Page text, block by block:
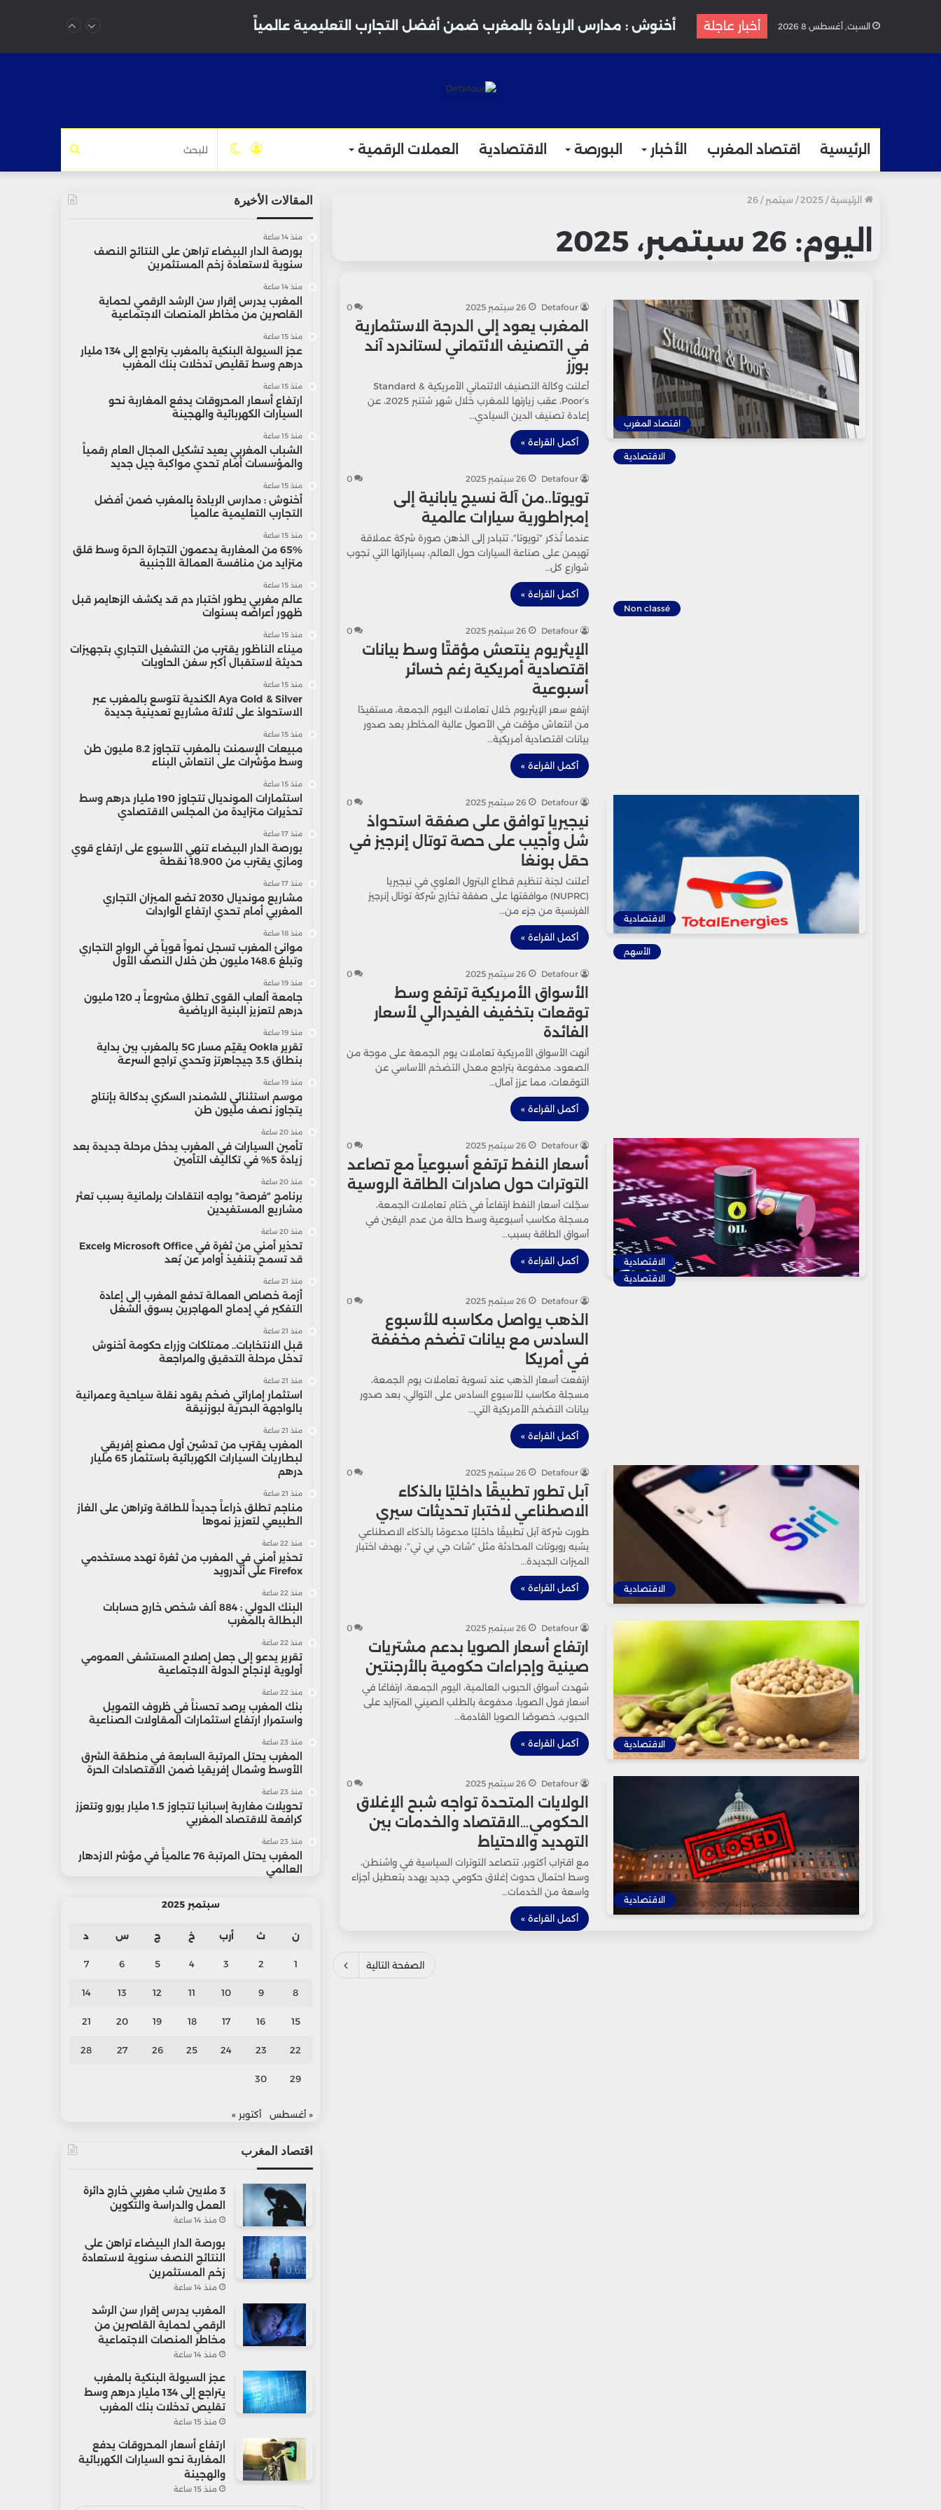
السبت, أغسطس 8 2026 أخبار عاجلة
أخنوش : مدارس الريادة بالمغرب ضمن أفضل التجارب التعليمية عالمياً
الرئيسية اقتصاد المغرب الأخبار البورصة الاقتصادية العملات الرقمية للبحث الوضعتسجيل
الرئيسية/
2025
/ سبتمبر /
26
اليوم: 26 سبتمبر، 2025
اقتصاد المغرب
Detafour 26 سبتمبر 2025 0
المغرب يعود إلى الدرجة الاستثمارية
في التصنيف الائتماني لستاندرد آند
بورز
أعلنت وكالة التصنيف الائتماني الأمريكية Standard &
Poor’s، عقب زيارتها للمغرب خلال شهر شتنبر 2025، عن
إعادة تصنيف الدين السيادي…
أكمل القراءة »
الاقتصادية
Detafour 26 سبتمبر 2025 0
تويوتا..من آلة نسيج يابانية إلى
إمبراطورية سيارات عالمية
عندما تُذكر “تويوتا”، تتبادر إلى الذهن صورة شركة عملاقة
تهيمن على صناعة السيارات حول العالم، بسياراتها التي تجوب
شوارع كل…
أكمل القراءة »
Non classé
Detafour 26 سبتمبر 2025 0
الإيثريوم ينتعش مؤقتًا وسط بيانات
اقتصادية أمريكية رغم خسائر
أسبوعية
ارتفع سعر الإيثريوم خلال تعاملات اليوم الجمعة، مستفيدًا
من انتعاش مؤقت في الأصول عالية المخاطر بعد صدور
بيانات اقتصادية أمريكية…
أكمل القراءة »
الاقتصادية
Detafour 26 سبتمبر 2025 0
نيجيريا توافق على صفقة استحواذ
شل وأجيب على حصة توتال إنرجيز في
حقل بونغا
أعلنت لجنة تنظيم قطاع البترول العلوي في نيجيريا
(NUPRC) موافقتها على صفقة تخارج شركة توتال إنرجيز
الفرنسية من جزء من…
أكمل القراءة »
الأسهم
Detafour 26 سبتمبر 2025 0
الأسواق الأمريكية ترتفع وسط
توقعات بتخفيف الفيدرالي لأسعار
الفائدة
أنهت الأسواق الأمريكية تعاملات يوم الجمعة على موجة من
الصعود، مدفوعة بتراجع معدل التضخم الأساسي عن
التوقعات، مما عزز آمال…
أكمل القراءة »
الاقتصادية
Detafour 26 سبتمبر 2025 0
أسعار النفط ترتفع أسبوعياً مع تصاعد
التوترات حول صادرات الطاقة الروسية
سجّلت أسعار النفط ارتفاعاً في ختام تعاملات الجمعة،
مسجلة مكاسب أسبوعية وسط حالة من عدم اليقين في
أسواق الطاقة بسبب…
أكمل القراءة »
الاقتصادية
Detafour 26 سبتمبر 2025 0
الذهب يواصل مكاسبه للأسبوع
السادس مع بيانات تضخم مخففة
في أمريكا
ارتفعت أسعار الذهب عند تسوية تعاملات يوم الجمعة،
مسجلة مكاسب للأسبوع السادس على التوالي، بعد صدور
بيانات التضخم الأمريكية التي…
أكمل القراءة »
الاقتصادية
Detafour 26 سبتمبر 2025 0
آبل تطور تطبيقًا داخليًا بالذكاء
الاصطناعي لاختبار تحديثات سيري
طورت شركة آبل تطبيقًا داخليًا مدعومًا بالذكاء الاصطناعي
يشبه روبوتات المحادثة مثل “شات جي بي تي”، بهدف اختبار
الميزات الجديدة…
أكمل القراءة »
الاقتصادية
Detafour 26 سبتمبر 2025 0
ارتفاع أسعار الصويا بدعم مشتريات
صينية وإجراءات حكومية بالأرجنتين
شهدت أسواق الحبوب العالمية، اليوم الجمعة، ارتفاعًا في
أسعار فول الصويا، مدفوعة بالطلب الصيني المتزايد على
الحبوب، خصوصًا الصويا القادمة…
أكمل القراءة »
الاقتصادية
Detafour 26 سبتمبر 2025 0
الولايات المتحدة تواجه شبح الإغلاق
الحكومي…الاقتصاد والخدمات بين
التهديد والاحتياط
مع اقتراب أكتوبر، تتصاعد التوترات السياسية في واشنطن،
وسط احتمال حدوث إغلاق حكومي جديد يهدد بتعطيل أجزاء
واسعة من الخدمات…
أكمل القراءة »
الصفحة التالية
المقالات الأخيرة
منذ 14 ساعة
بورصة الدار البيضاء تراهن على النتائج النصف
سنوية لاستعادة زخم المستثمرين
منذ 14 ساعة
المغرب يدرس إقرار سن الرشد الرقمي لحماية
القاصرين من مخاطر المنصات الاجتماعية
منذ 15 ساعة
عجز السيولة البنكية بالمغرب يتراجع إلى 134 مليار
درهم وسط تقليص تدخلات بنك المغرب
منذ 15 ساعة
ارتفاع أسعار المحروقات يدفع المغاربة نحو
السيارات الكهربائية والهجينة
منذ 15 ساعة
الشباب المغربي يعيد تشكيل المجال العام رقمياً
والمؤسسات أمام تحدي مواكبة جيل جديد
منذ 15 ساعة
أخنوش : مدارس الريادة بالمغرب ضمن أفضل
التجارب التعليمية عالمياً
منذ 15 ساعة
65% من المغاربة يدعمون التجارة الحرة وسط قلق
متزايد من منافسة العمالة الأجنبية
منذ 15 ساعة
عالم مغربي يطور اختبار دم قد يكشف الزهايمر قبل
ظهور أعراضه بسنوات
منذ 15 ساعة
ميناء الناظور يقترب من التشغيل التجاري بتجهيزات
حديثة لاستقبال أكبر سفن الحاويات
منذ 15 ساعة
Aya Gold & Silver الكندية تتوسع بالمغرب عبر
الاستحواذ على ثلاثة مشاريع تعدينية جديدة
منذ 15 ساعة
مبيعات الإسمنت بالمغرب تتجاوز 8.2 مليون طن
وسط مؤشرات على انتعاش البناء
منذ 15 ساعة
استثمارات المونديال تتجاوز 190 مليار درهم وسط
تحذيرات متزايدة من المجلس الاقتصادي
منذ 17 ساعة
بورصة الدار البيضاء تنهي الأسبوع على ارتفاع قوي
ومازي يقترب من 18.900 نقطة
منذ 17 ساعة
مشاريع مونديال 2030 تضع الميزان التجاري
المغربي أمام تحدي ارتفاع الواردات
منذ 18 ساعة
موانئ المغرب تسجل نمواً قوياً في الرواج التجاري
وتبلغ 148.6 مليون طن خلال النصف الأول
منذ 19 ساعة
جامعة ألعاب القوى تطلق مشروعاً بـ 120 مليون
درهم لتعزيز البنية الرياضية
منذ 19 ساعة
تقرير Ookla يقيّم مسار 5G بالمغرب بين بداية
بنطاق 3.5 جيجاهرتز وتحدي تراجع السرعة
منذ 19 ساعة
موسم استثنائي للشمندر السكري بدكالة بإنتاج
يتجاوز نصف مليون طن
منذ 20 ساعة
تأمين السيارات في المغرب يدخل مرحلة جديدة بعد
زيادة 5% في تكاليف التأمين
منذ 20 ساعة
برنامج “فرصة” يواجه انتقادات برلمانية بسبب تعثر
مشاريع المستفيدين
منذ 20 ساعة
تحذير أمني من ثغرة في Microsoft Office وExcel
قد تسمح بتنفيذ أوامر عن بُعد
منذ 21 ساعة
أزمة خصاص العمالة تدفع المغرب إلى إعادة
التفكير في إدماج المهاجرين بسوق الشغل
منذ 21 ساعة
قبل الانتخابات.. ممتلكات وزراء حكومة أخنوش
تدخل مرحلة التدقيق والمراجعة
منذ 21 ساعة
استثمار إماراتي ضخم يقود نقلة سياحية وعمرانية
بالواجهة البحرية لبوزنيقة
منذ 21 ساعة
المغرب يقترب من تدشين أول مصنع إفريقي
لبطاريات السيارات الكهربائية باستثمار 65 مليار
درهم
منذ 21 ساعة
مناجم تطلق ذراعاً جديداً للطاقة وتراهن على الغاز
الطبيعي لتعزيز نموها
منذ 22 ساعة
تحذير أمني في المغرب من ثغرة تهدد مستخدمي
Firefox على أندرويد
منذ 22 ساعة
البنك الدولي : 884 ألف شخص خارج حسابات
البطالة بالمغرب
منذ 22 ساعة
تقرير يدعو إلى جعل إصلاح المستشفى العمومي
أولوية لإنجاح الدولة الاجتماعية
منذ 22 ساعة
بنك المغرب يرصد تحسناً في ظروف التمويل
واستمرار ارتفاع استثمارات المقاولات الصناعية
منذ 23 ساعة
المغرب يحتل المرتبة السابعة في منطقة الشرق
الأوسط وشمال إفريقيا ضمن الاقتصادات الحرة
منذ 23 ساعة
تحويلات مغاربة إسبانيا تتجاوز 1.5 مليار يورو وتتعزز
كرافعة للاقتصاد المغربي
منذ 23 ساعة
المغرب يحتل المرتبة 76 عالمياً في مؤشر الازدهار
العالمي
سبتمبر 2025
ن ث أرب خ ج س د
1
2
3
4
5
6
7
8
9
10
11
12
13
14
15
16
17
18
19
20
21
22
23
24
25
26
27
28
29
30
« أغسطس أكتوبر »
اقتصاد المغرب
3 ملايين شاب مغربي خارج دائرة
العمل والدراسة والتكوين
منذ 14 ساعة
بورصة الدار البيضاء تراهن على
النتائج النصف سنوية لاستعادة
زخم المستثمرين
منذ 14 ساعة
المغرب يدرس إقرار سن الرشد
الرقمي لحماية القاصرين من
مخاطر المنصات الاجتماعية
منذ 14 ساعة
عجز السيولة البنكية بالمغرب
يتراجع إلى 134 مليار درهم وسط
تقليص تدخلات بنك المغرب
منذ 15 ساعة
ارتفاع أسعار المحروقات يدفع
المغاربة نحو السيارات الكهربائية
والهجينة
منذ 15 ساعة